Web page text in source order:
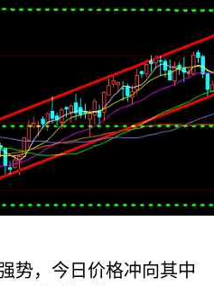
势，今日价格冲向其中